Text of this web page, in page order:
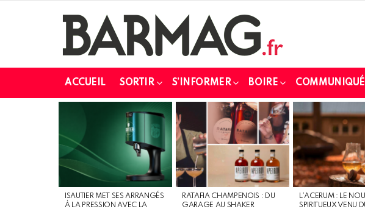
ACCUEIL SORTIR S’INFORMER BOIRE
ISAUTIER MET SES ARRANGÉS
À LA PRESSION AVEC LA
RATAFIA CHAMPENOIS : DU
GARAGE AU SHAKER
L’ACERUM : LE
SPIRITUEUX VENU